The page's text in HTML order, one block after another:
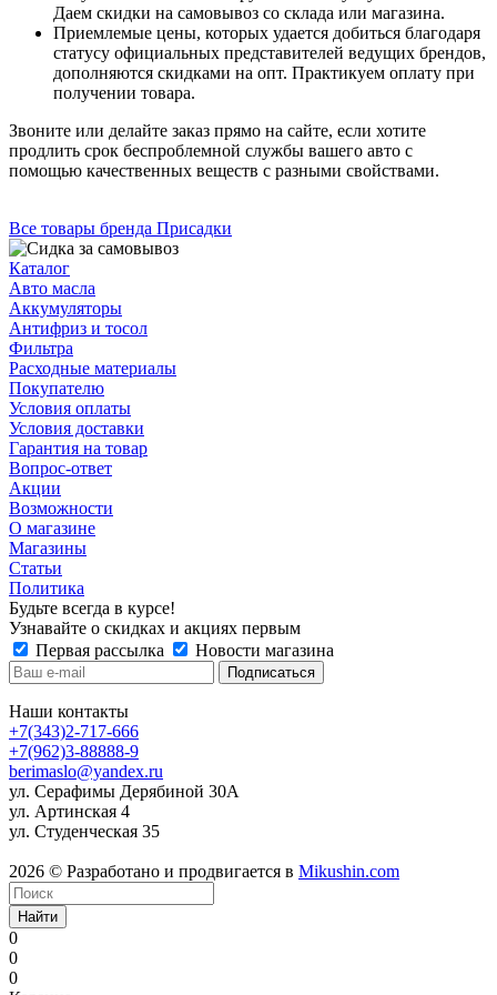
Даем скидки на самовывоз со склада или магазина.
Приемлемые цены, которых удается добиться благодаря
статусу официальных представителей ведущих брендов,
дополняются скидками на опт. Практикуем оплату при
получении товара.
Звоните или делайте заказ прямо на сайте, если хотите
продлить срок беспроблемной службы вашего авто с
помощью качественных веществ с разными свойствами.
Все товары бренда Присадки
Каталог
Авто масла
Аккумуляторы
Антифриз и тосол
Фильтра
Расходные материалы
Покупателю
Условия оплаты
Условия доставки
Гарантия на товар
Вопрос-ответ
Акции
Возможности
О магазине
Магазины
Статьи
Политика
Будьте всегда в курсе!
Узнавайте о скидках и акциях первым
Первая рассылка
Новости магазина
Наши контакты
+7(343)2-717-666
+7(962)3-88888-9
berimaslo@yandex.ru
ул. Серафимы Дерябиной 30А
ул. Артинская 4
ул. Студенческая 35
2026 © Разработано и продвигается в Mikushin.com
Найти
0
0
0